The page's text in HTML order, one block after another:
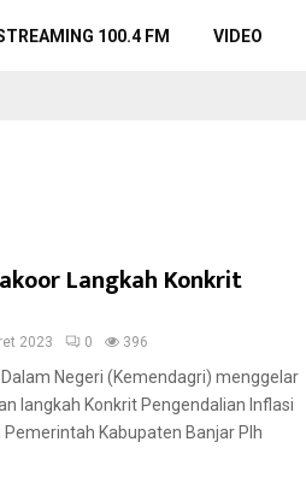
100.4 FM VIDEO
Langkah Konkrit
2023 0 396
Negeri (Kemendagri) menggelar
langkah Konkrit Pengendalian Inflasi
Kabupaten Banjar Plh